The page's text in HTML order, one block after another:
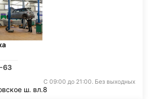
63
С 09:00 до 21:00. Без выходных
ш. вл.8